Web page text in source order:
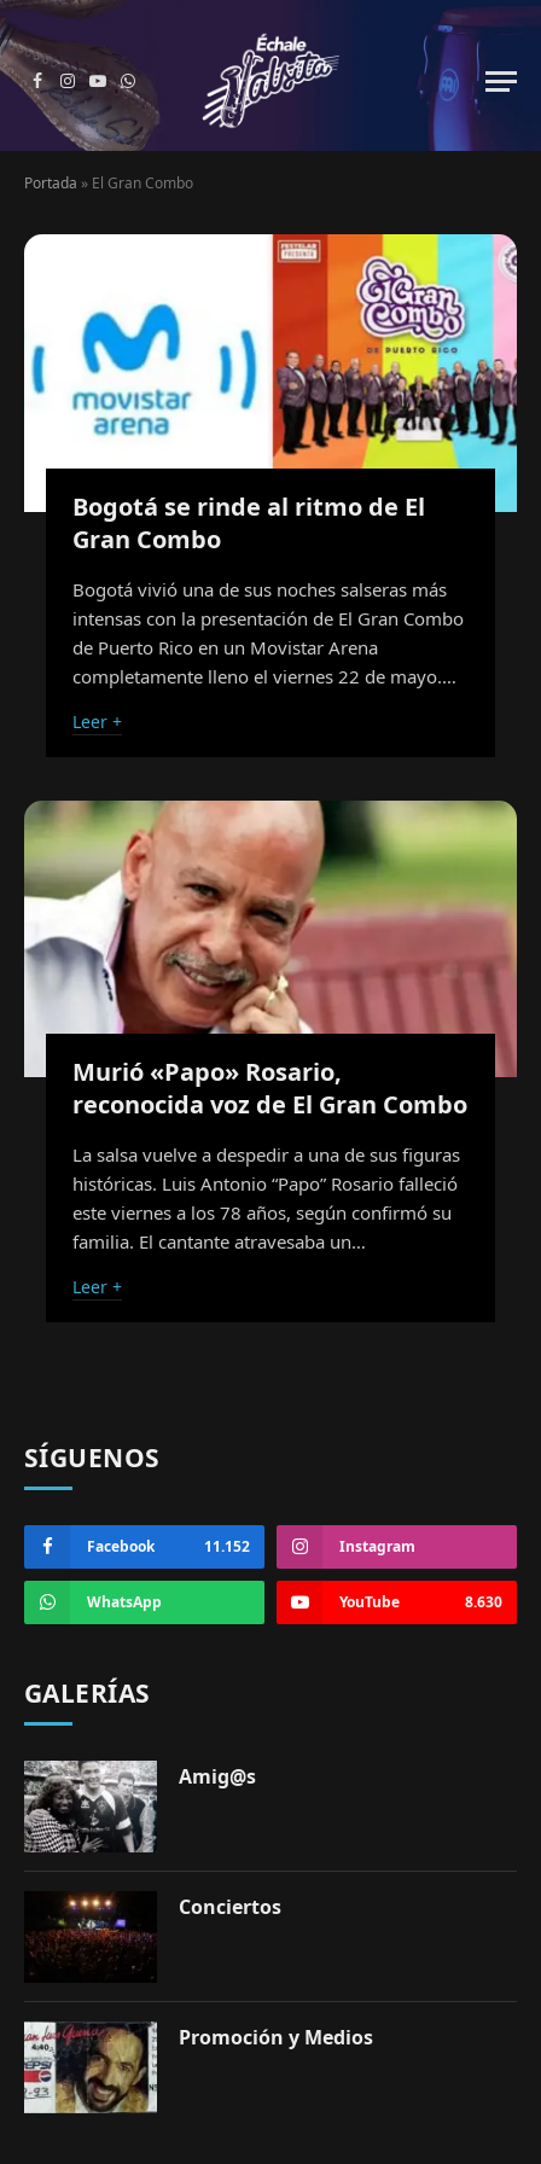
Facebook
Instagram
YouTubeWhatsApp
Portada » El Gran Combo
Bogotá se rinde al ritmo de El
Gran Combo
Bogotá vivió una de sus noches salseras más
intensas con la presentación de El Gran Combo
de Puerto Rico en un Movistar Arena
completamente lleno el viernes 22 de mayo.…
Leer +
Murió «Papo» Rosario,
reconocida voz de El Gran Combo
La salsa vuelve a despedir a una de sus figuras
históricas. Luis Antonio “Papo” Rosario falleció
este viernes a los 78 años, según confirmó su
familia. El cantante atravesaba un…
Leer +
SÍGUENOS
Facebook 11.152 Instagram
WhatsApp YouTube 8.630
GALERÍAS
Amig@s
Conciertos
Promoción y Medios